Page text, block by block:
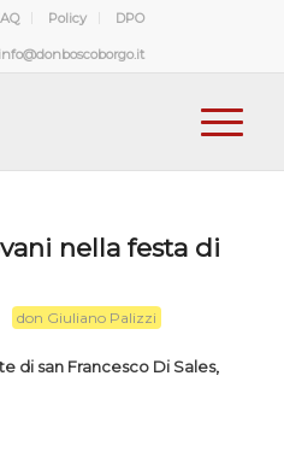
Policy DPO
info@donboscoborgo.it
nella festa di
don Giuliano Palizzi
di san Francesco Di Sales,